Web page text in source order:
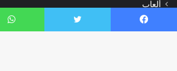
ألعاب
Games
فيسبوك تويتر واتساب